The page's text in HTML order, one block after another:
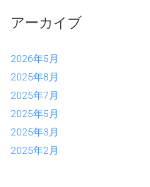
アーカイブ
2026年5月
2025年8月
2025年7月
2025年5月
2025年3月
2025年2月